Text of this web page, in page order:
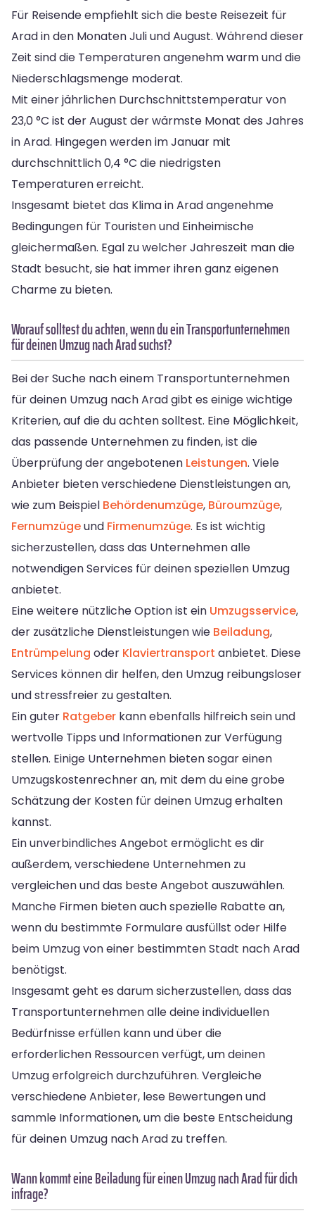
Für Reisende empfiehlt sich die beste Reisezeit für
Arad in den Monaten Juli und August. Während dieser
Zeit sind die Temperaturen angenehm warm und die
Niederschlagsmenge moderat.
Mit einer jährlichen Durchschnittstemperatur von
23,0 °C ist der August der wärmste Monat des Jahres
in Arad. Hingegen werden im Januar mit
durchschnittlich 0,4 °C die niedrigsten
Temperaturen erreicht.
Insgesamt bietet das Klima in Arad angenehme
Bedingungen für Touristen und Einheimische
gleichermaßen. Egal zu welcher Jahreszeit man die
Stadt besucht, sie hat immer ihren ganz eigenen
Charme zu bieten.
Worauf solltest du achten, wenn du ein Transportunternehmen
für deinen Umzug nach Arad suchst?
Bei der Suche nach einem Transportunternehmen
für deinen Umzug nach Arad gibt es einige wichtige
Kriterien, auf die du achten solltest. Eine Möglichkeit,
das passende Unternehmen zu finden, ist die
Überprüfung der angebotenen Leistungen. Viele
Anbieter bieten verschiedene Dienstleistungen an,
wie zum Beispiel Behördenumzüge, Büroumzüge,
Fernumzügeund Firmenumzüge. Es ist wichtig
sicherzustellen, dass das Unternehmen alle
notwendigen Services für deinen speziellen Umzug
anbietet.
Eine weitere nützliche Option ist ein Umzugsservice,
der zusätzliche Dienstleistungen wie Beiladung,
Entrümpelung oder Klaviertransport anbietet. Diese
Services können dir helfen, den Umzug reibungsloser
und stressfreier zu gestalten.
Ein guter Ratgeber kann ebenfalls hilfreich sein und
wertvolle Tipps und Informationen zur Verfügung
stellen. Einige Unternehmen bieten sogar einen
Umzugskostenrechner an, mit dem du eine grobe
Schätzung der Kosten für deinen Umzug erhalten
kannst.
Ein unverbindliches Angebot ermöglicht es dir
außerdem, verschiedene Unternehmen zu
vergleichen und das beste Angebot auszuwählen.
Manche Firmen bieten auch spezielle Rabatte an,
wenn du bestimmte Formulare ausfüllst oder Hilfe
beim Umzug von einer bestimmten Stadt nach Arad
benötigst.
Insgesamt geht es darum sicherzustellen, dass das
Transportunternehmen alle deine individuellen
Bedürfnisse erfüllen kann und über die
erforderlichen Ressourcen verfügt, um deinen
Umzug erfolgreich durchzuführen. Vergleiche
verschiedene Anbieter, lese Bewertungen und
sammle Informationen, um die beste Entscheidung
für deinen Umzug nach Arad zu treffen.
Wann kommt eine Beiladung für einen Umzug nach Arad für dich
infrage?